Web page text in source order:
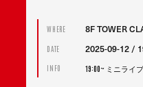
WHERE 8F TOWER
DATE 2025-09-12 /
INFO 19:00~ ミニライ